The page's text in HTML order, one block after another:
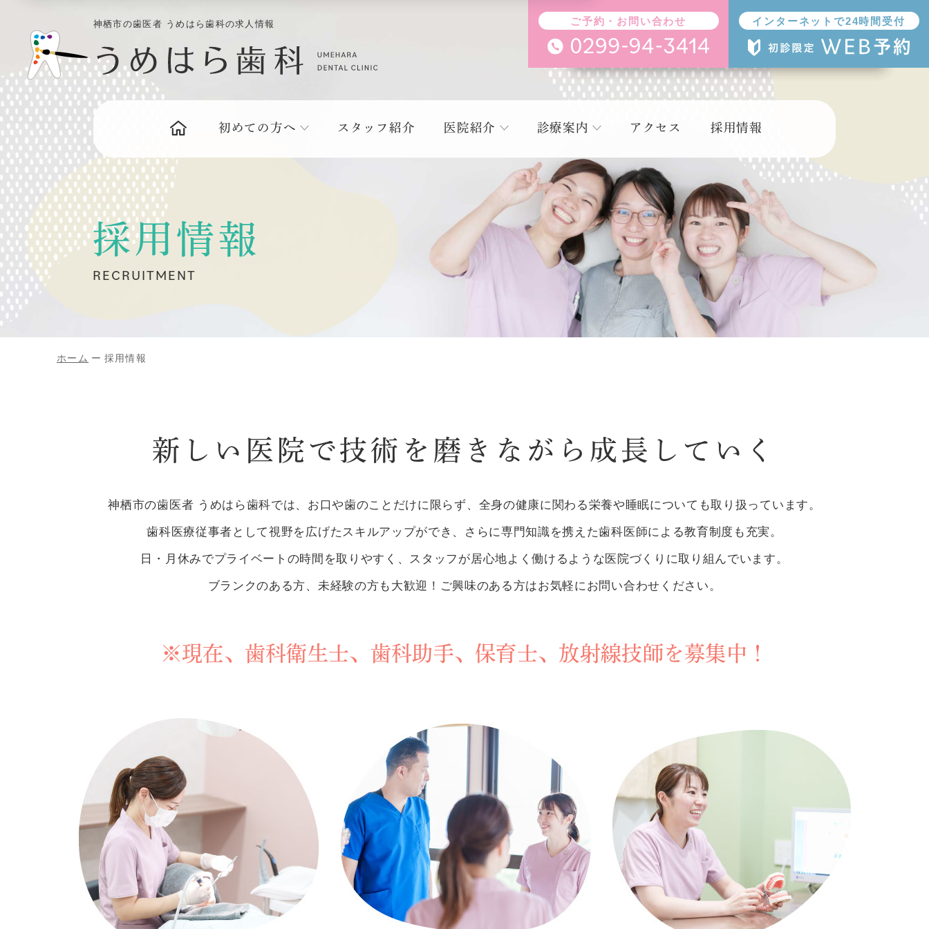
神栖市の歯医者 うめはら歯科の求人情報 ご予約・お問い合わせ インターネットで24時間受付
初めての方へ スタッフ紹介 医院紹介 診療案内 アクセス 採用情報
採用情報
RECRUITMENT
ホーム 採用情報
新しい医院で技術を磨きながら成長していく
神栖市の歯医者 うめはら歯科では、お口や歯のことだけに限らず、全身の健康に関わる栄養や睡眠についても取り扱っています。
歯科医療従事者として視野を広げたスキルアップができ、さらに専門知識を携えた歯科医師による教育制度も充実。
日・月休みでプライベートの時間を取りやすく、スタッフが居心地よく働けるような医院づくりに取り組んでいます。
ブランクのある方、未経験の方も大歓迎！ご興味のある方はお気軽にお問い合わせください。
※現在、歯科衛生士、歯科助手、保育士、放射線技師を募集中！